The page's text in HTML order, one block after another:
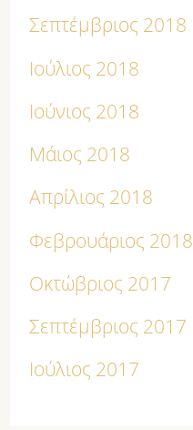
Σεπτέμβριος 2018
Ιούλιος 2018
Ιούνιος 2018
Μάιος 2018
Απρίλιος 2018
Φεβρουάριος 2018
Οκτώβριος 2017
Σεπτέμβριος 2017
Ιούλιος 2017